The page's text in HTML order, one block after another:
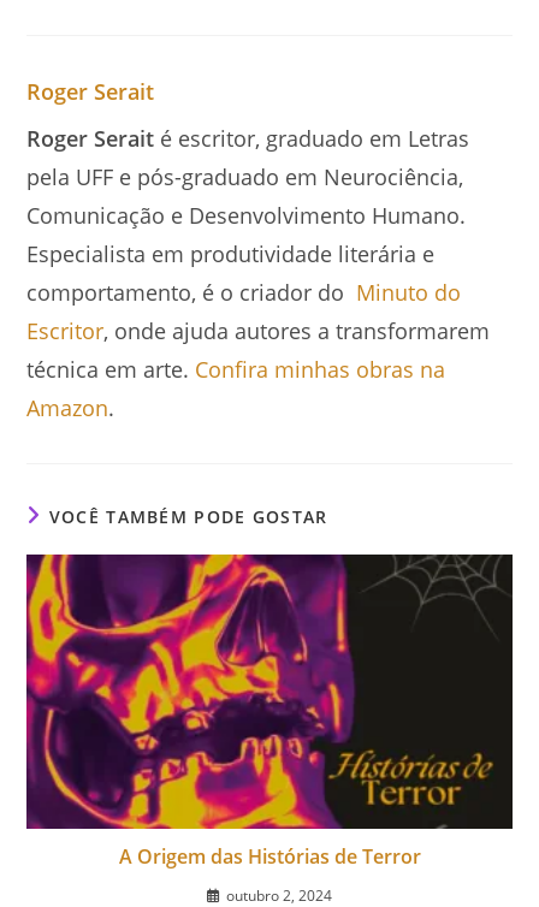
Roger Serait
Roger Serait é escritor, graduado em Letras
pela UFF e pós-graduado em Neurociência,
Comunicação e Desenvolvimento Humano.
Especialista em produtividade literária e
comportamento, é o criador do Minuto do
Escritor, onde ajuda autores a transformarem
técnica em arte. Confira minhas obras na
Amazon.
VOCÊ TAMBÉM PODE GOSTAR
A Origem das Histórias de Terror
outubro 2, 2024